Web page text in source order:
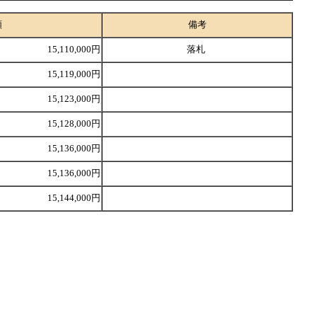
備考
15,110,000円 落札
15,119,000円
15,123,000円
15,128,000円
15,136,000円
15,136,000円
15,144,000円